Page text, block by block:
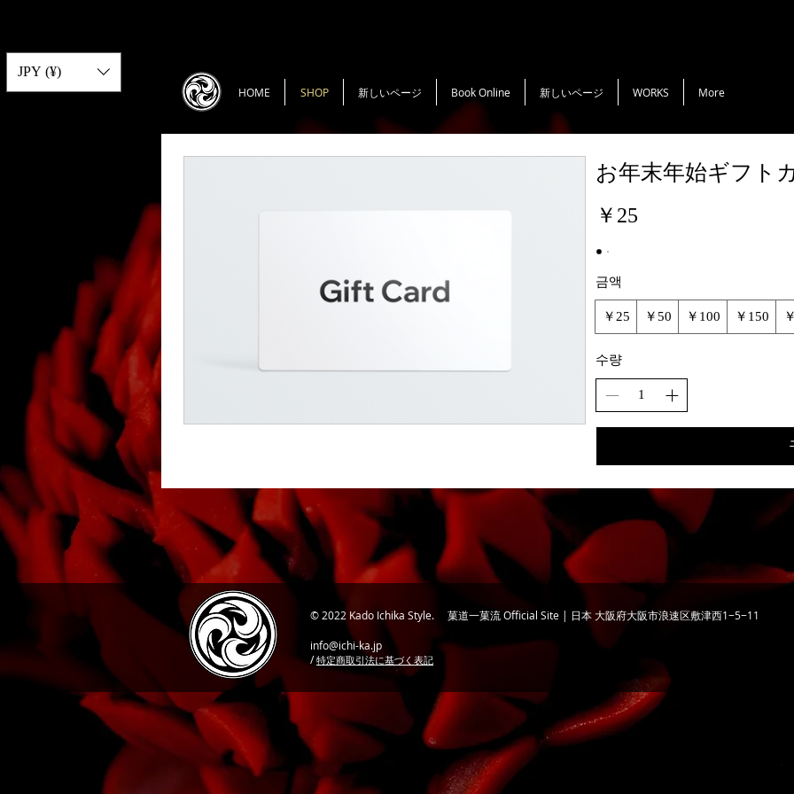
HOME SHOP 新しいページ Book Online 新しいページ WORKS More
お年末年始ギフト
￥25
금액
￥25 ￥50 ￥100 ￥150
수량
JPY (¥)
© 2022 Kado Ichika Style. 菓道一菓流 Official Site | 日本 大阪府大阪市浪速区敷津西1−5−11
info@ichi-ka.jp
/特定商取引法に基づく表記